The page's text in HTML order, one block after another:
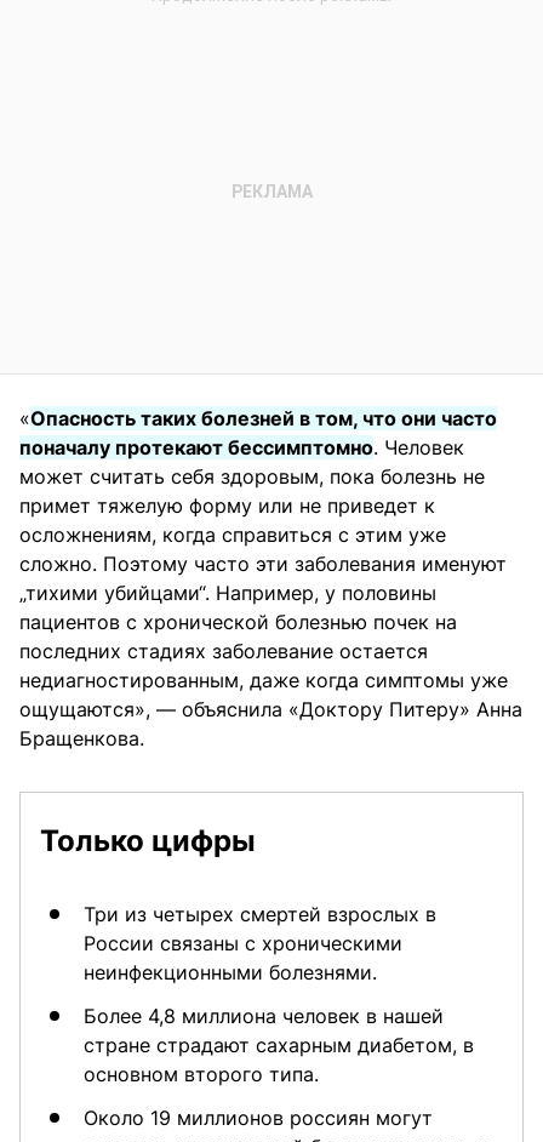
«Опасность таких болезней в том, что они часто
поначалу протекают бессимптомно. Человек
может считать себя здоровым, пока болезнь не
примет тяжелую форму или не приведет к
осложнениям, когда справиться с этим уже
сложно. Поэтому часто эти заболевания именуют
„тихими убийцами“. Например, у половины
пациентов с хронической болезнью почек на
последних стадиях заболевание остается
недиагностированным, даже когда симптомы уже
ощущаются», — объяснила «Доктору Питеру» Анна
Бращенкова.
Только цифры
Три из четырех смертей взрослых в
России связаны с хроническими
неинфекционными болезнями.
Более 4,8 миллиона человек в нашей
стране страдают сахарным диабетом, в
основном второго типа.
Около 19 миллионов россиян могут